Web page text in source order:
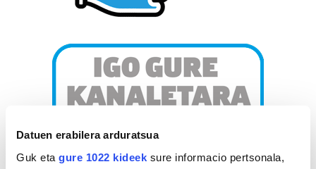
Datuen erabilera arduratsua
Guk eta gure 1022 kideek sure informacio pertsonala,